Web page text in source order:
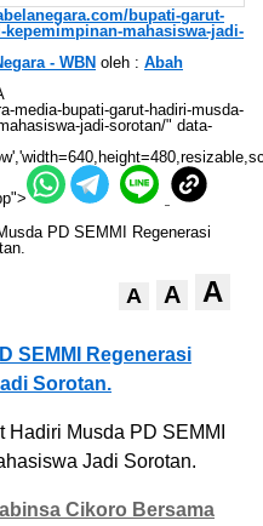
bupati-garut-
mahasiswa-jadi-
- WBN oleh : Abah
media-bupati-garut-hadiri-musda-
jadi-sorotan/" data-
A A A
SEMMI Regenerasi
Sorotan.
Cikoro Bersama